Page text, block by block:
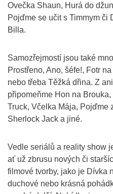
Ovečka Shaun, Hurá do
Pojďme se učit s Timmym či
Billa.
Samozřejmostí jsou také
Prostřeno, Ano, šéfe!, Fotr
nebo třeba Těžká dřina. Z
připomeňme Hon na
Truck, Včelka Mája, Pojďme
Sherlock Jack a jiné.
Vedle seriálů a reality show
ať už zbrusu nových či
filmové tvorby, jako je Dívka
duchové nebo krásná